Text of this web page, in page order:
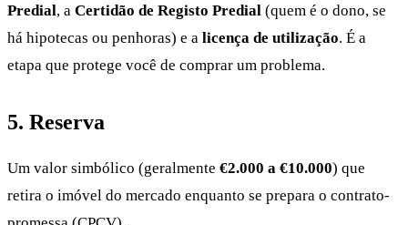
Predial, a Certidão de Registo Predial (quem é o dono, se
há hipotecas ou penhoras) e a licença de utilização. É a
etapa que protege você de comprar um problema.
5. Reserva
Um valor simbólico (geralmente €2.000 a €10.000) que
retira o imóvel do mercado enquanto se prepara o contrato-